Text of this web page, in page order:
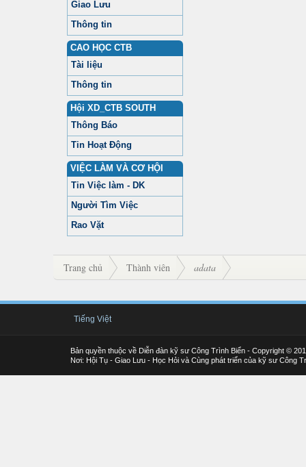
Giao Lưu
Thông tin
CAO HỌC CTB
Tài liệu
Thông tin
Hội XD_CTB SOUTH
Thông Báo
Tin Hoạt Động
VIỆC LÀM VÀ CƠ HỘI
Tin Việc làm - DK
Người Tìm Việc
Rao Vặt
Trang chủ Thành viên adata
Tiếng Việt
Bản quyền thuộc về Diễn đàn kỹ sư Công Trình Biển - Copyright ©
Nơi: Hội Tụ - Giao Lưu - Học Hỏi và Cùng phát triển của kỹ sư Công